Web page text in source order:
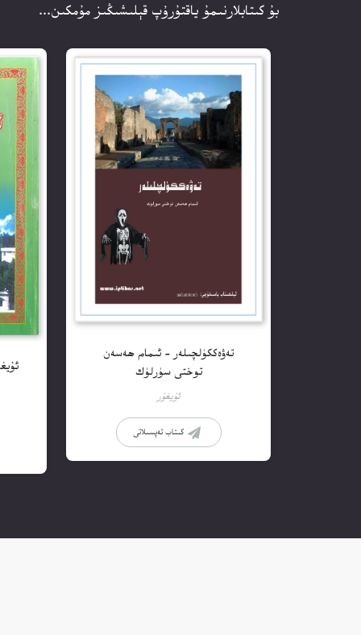
بۇ كىتابلارنىمۇ ياقتۇرۇپ قېلىشىڭىز مۇمكىن...
تەۋەككۈلچىلەر – ئىمام ھەسەن
توختى سۈرلۈك
ئۇيغۇر
كىتاب تەپسىلاتى